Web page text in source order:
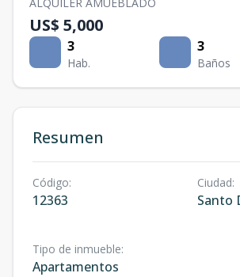
US$ 5,000
3
Hab.
3
Baños
Resumen
Código:
12363
Ciudad:
Santo
Tipo de inmueble:
Apartamentos